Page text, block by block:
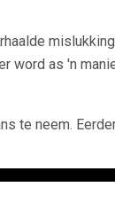
word as 'n
te neem.